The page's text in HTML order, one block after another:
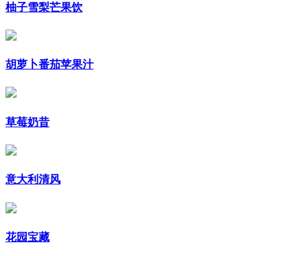
柚子雪梨芒果饮
胡萝卜番茄苹果汁
草莓奶昔
意大利清风
花园宝藏